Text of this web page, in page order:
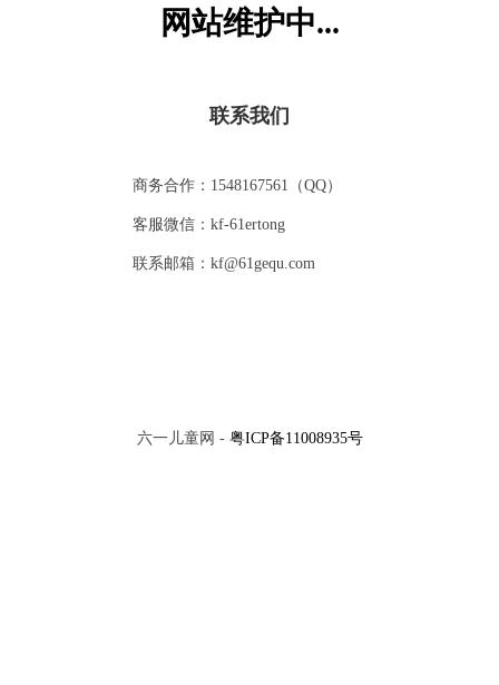
网站维护中...
联系我们
商务合作：1548167561（QQ）
客服微信：kf-61ertong
联系邮箱：kf@61gequ.com
六一儿童网 - 粤ICP备11008935号